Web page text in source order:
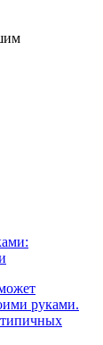
руками.
типичных